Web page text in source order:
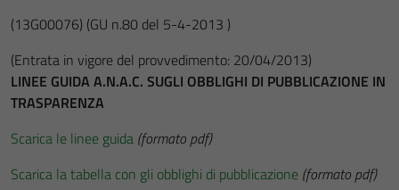
(13G00076) (GU n.80 del 5-4-2013 )
(Entrata in vigore del provvedimento: 20/04/2013)
LINEE GUIDA A.N.A.C. SUGLI OBBLIGHI DI PUBBLICAZIONE IN
TRASPARENZA
Scarica le linee guida (formato pdf)
Scarica la tabella con gli obblighi di pubblicazione (formato pdf)